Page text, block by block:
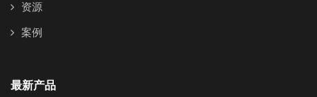
资源
案例
最新产品